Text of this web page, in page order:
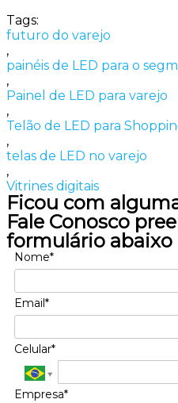
Tags:
futuro do varejo
,
painéis de LED para o
,
Painel de LED para varejo
,
Telão de LED para
,
telas de LED no varejo
,
Vitrines digitais
Ficou com
Fale Conosco
formulário abaixo
Nome*
Email*
Celular*
Empresa*